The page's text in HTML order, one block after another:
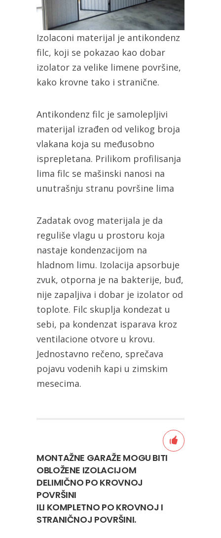
Izolaconi materijal je antikondenz
filc, koji se pokazao kao dobar
izolator za velike limene površine,
kako krovne tako i stranične.
Antikondenz filc je samolepljivi
materijal izrađen od velikog broja
vlakana koja su međusobno
isprepletana. Prilikom profilisanja
lima filc se mašinski nanosi na
unutrašnju stranu površine lima
Zadatak ovog materijala je da
reguliše vlagu u prostoru koja
nastaje kondenzacijom na
hladnom limu. Izolacija apsorbuje
zvuk, otporna je na bakterije, buđ,
nije zapaljiva i dobar je izolator od
toplote. Filc skuplja kondezat u
sebi, pa kondenzat isparava kroz
ventilacione otvore u krovu.
Jednostavno rečeno, sprečava
pojavu vodenih kapi u zimskim
mesecima.
MONTAŽNE GARAŽE MOGU BITI
OBLOŽENE IZOLACIJOM
DELIMIČNO PO KROVNOJ
POVRŠINI
ILI KOMPLETNO PO KROVNOJ I
STRANIČNOJ POVRŠINI.